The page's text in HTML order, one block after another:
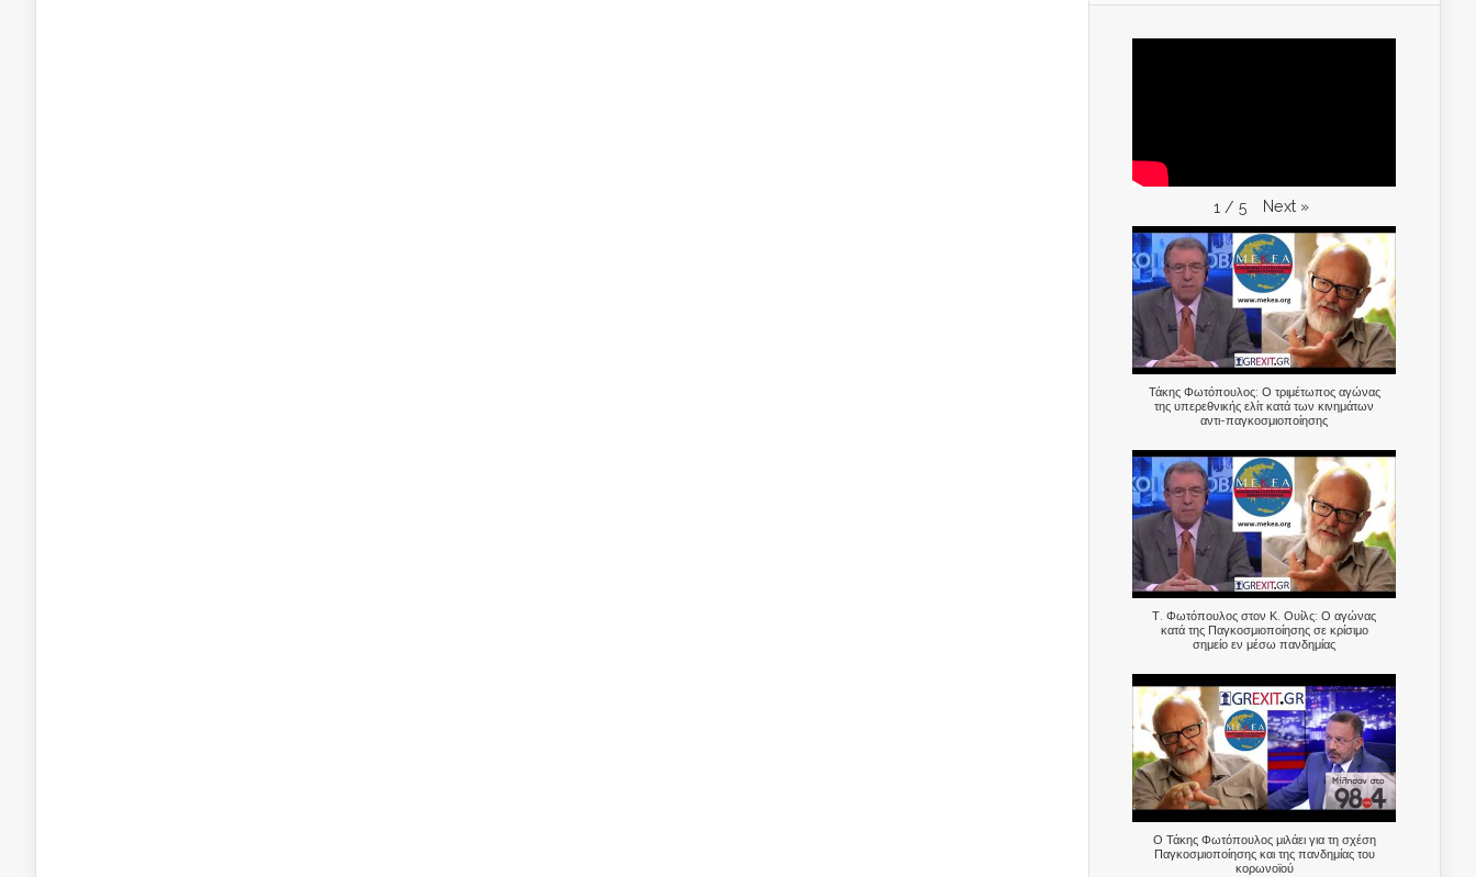
1 / 5 Next »
Τάκης Φωτόπουλος: Ο τριμέτωπος αγώνας
της υπερεθνικής ελίτ κατά των κινημάτων
αντι-παγκοσμιοποίησης
Τ. Φωτόπουλος στον Κ. Ουίλς: Ο αγώνας
κατά της Παγκοσμιοποίησης σε κρίσιμο
σημείο εν μέσω πανδημίας
Ο Τάκης Φωτόπουλος μιλάει για τη σχέση
Παγκοσμιοποίησης και της πανδημίας του
κορωνοϊού